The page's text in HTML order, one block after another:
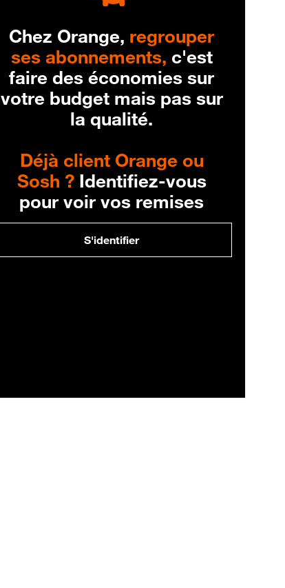
Chez Orange, regrouper
ses abonnements, c'est
faire des économies sur
votre budget mais pas sur
la qualité.
Déjà client Orange ou
Sosh ?Identifiez-vous
pour voir vos remises
S'identifier